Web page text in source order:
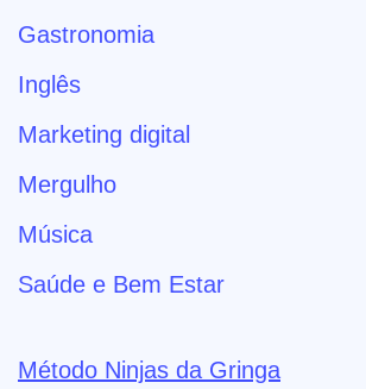
Gastronomia
Inglês
Marketing digital
Mergulho
Música
Saúde e Bem Estar
Método Ninjas da Gringa